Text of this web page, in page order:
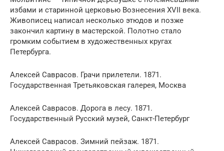
избами и старинной церковью Вознесения XVII века.
Живописец написал несколько этюдов и позже
закончил картину в мастерской. Полотно стало
громким событием в художественных кругах
Петербурга.
Алексей Саврасов. Грачи прилетели. 1871.
Государственная Третьяковская галерея, Москва
Алексей Саврасов. Дорога в лесу. 1871.
Государственный Русский музей, Санкт-Петербург
Алексей Саврасов. Зимний пейзаж. 1871.